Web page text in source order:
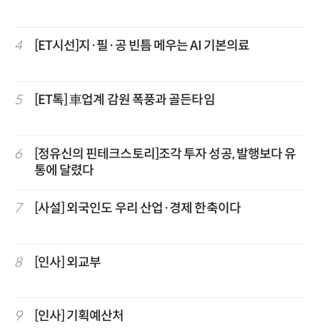
4 [ET시선]지·필·공 빈틈 메우는 AI 기본의료
5 [ET톡] 車업계 감원 폭풍과 골든타임
6
[정유신의 핀테크스토리]조각 투자 성공, 발행보다 유
통에 달렸다
7 [사설] 외국인도 우리 산업·경제 한축이다
8 [인사] 외교부
9 [인사] 기획예산처